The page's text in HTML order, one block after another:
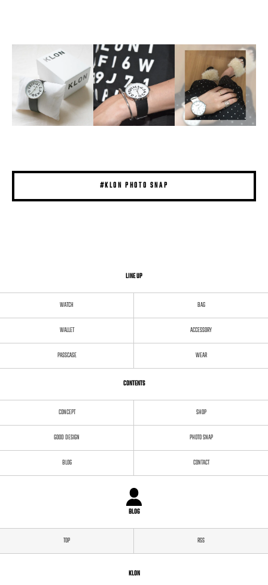
#KLON PHOTO SNAP
LINE UP
WATCH BAG
WALLET ACCESSORY
PASSCASE WEAR
CONTENTS
CONCEPT SHOP
GOOD DESIGN PHOTO SNAP
BLOG CONTACT
BLOG
TOP RSS
KLON